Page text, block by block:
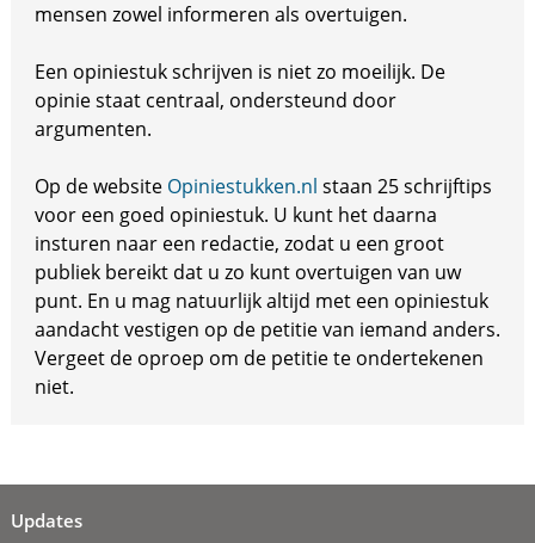
mensen zowel informeren als overtuigen.
Een opiniestuk schrijven is niet zo moeilijk. De
opinie staat centraal, ondersteund door
argumenten.
Op de website Opiniestukken.nl staan 25 schrijftips
voor een goed opiniestuk. U kunt het daarna
insturen naar een redactie, zodat u een groot
publiek bereikt dat u zo kunt overtuigen van uw
punt. En u mag natuurlijk altijd met een opiniestuk
aandacht vestigen op de petitie van iemand anders.
Vergeet de oproep om de petitie te ondertekenen
niet.
Updates